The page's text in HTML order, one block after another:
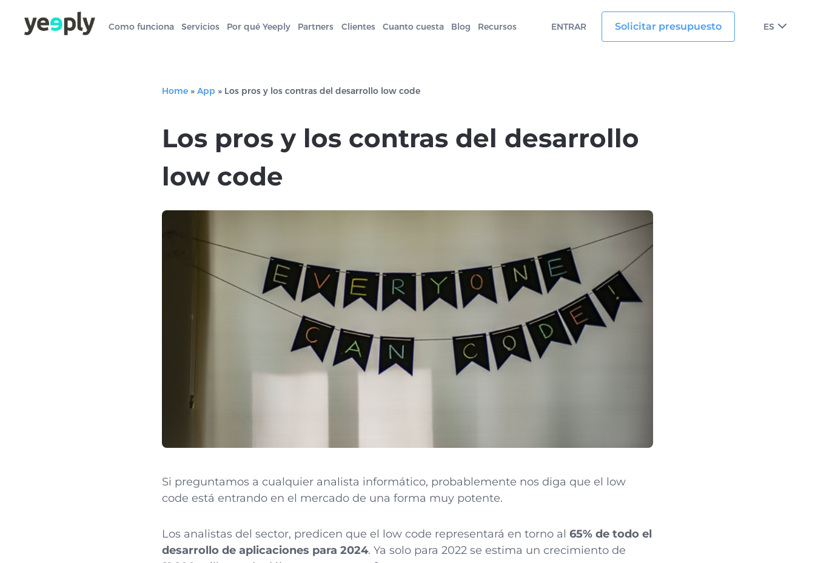
Como funciona Servicios Por qué Yeeply Partners Clientes Cuanto cuesta Blog Recursos ENTRAR Solicitar presupuesto ES
Home » App » Los pros y los contras del desarrollo low code
Los pros y los contras del desarrollo
low code
Si preguntamos a cualquier analista informático, probablemente nos diga que el low
code está entrando en el mercado de una forma muy potente.
Los analistas del sector, predicen que el low code representará en torno al 65% de todo el
desarrollo de aplicaciones para 2024. Ya solo para 2022 se estima un crecimiento de